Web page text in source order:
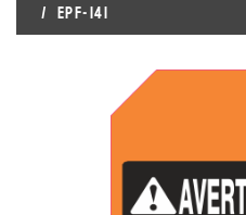
EPF-141